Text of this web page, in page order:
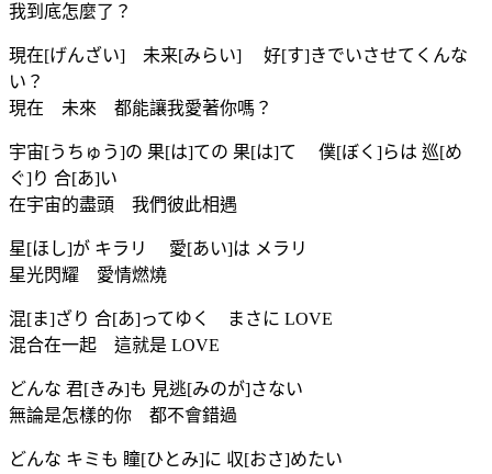
我到底怎麼了？
現在[げんざい] 未来[みらい] 好[す]きでいさせてくんな
い？
現在 未來 都能讓我愛著你嗎？
宇宙[うちゅう]の 果[は]ての 果[は]て 僕[ぼく]らは 巡[め
ぐ]り 合[あ]い
在宇宙的盡頭 我們彼此相遇
星[ほし]が キラリ 愛[あい]は メラリ
星光閃耀 愛情燃燒
混[ま]ざり 合[あ]ってゆく まさに LOVE
混合在一起 這就是 LOVE
どんな 君[きみ]も 見逃[みのが]さない
無論是怎樣的你 都不會錯過
どんな キミも 瞳[ひとみ]に 収[おさ]めたい